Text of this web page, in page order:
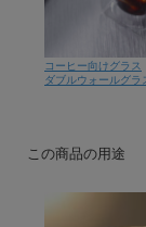
コーヒー向けグラス
ダブルウォールグラ
この商品の用途